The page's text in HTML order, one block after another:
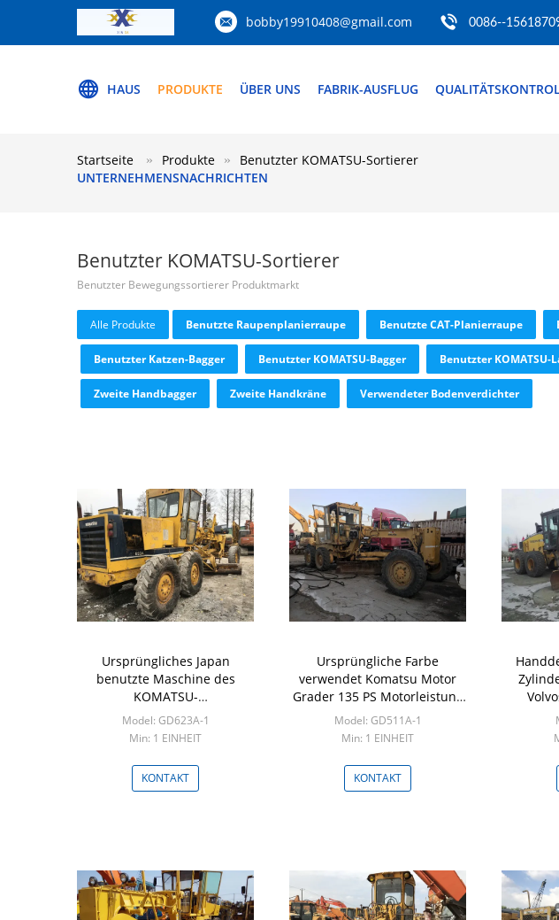
bobby19910408@gmail.com 0086--
HAUS PRODUKTE ÜBER UNS FABRIK-AUSFLUG
UNTERNEHMENSNACHRICHTEN
Startseite Produkte Benutzter KOMATSU-Sortierer
Benutzter KOMATSU-Sortierer
Benutzter Bewegungssortierer Produktmarkt
Alle Produkte Benutzte Raupenplanierraupe Benutzte CAT-Planierraupe
Benutzter Katzen-Bagger Benutzter KOMATSU-Bagger Benutzter KOMATSU-
Zweite Handbagger Zweite Handkräne Verwendeter Bodenverdichter
Ursprüngliches Japan
benutzte Maschine des
KOMATSU-
Bewegungssortierer-GD623A-
1 KOMATSU 6D125
Model: GD623A-1
Min: 1 EINHEIT
KONTAKT
Ursprüngliche Farbe
verwendet Komatsu Motor
Grader 135 PS Motorleistung
4.9L Hubraum GD511A-1
Model: GD511A-1
Min: 1 EINHEIT
KONTAKT